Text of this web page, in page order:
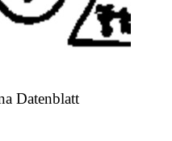
Datenblatt